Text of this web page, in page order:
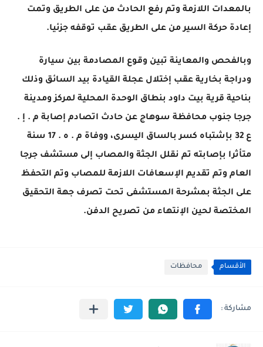
بالمعدات اللازمة وتم رفع الحادث من على الطريق وتمت
إعادة حركة السير من على الطريق عقب توقفه جزئيا.
وبالفحص والمعاينة تبين وقوع المصادمة بين سيارة
ودراجة بخارية عقب إختلال عجلة القيادة بيد السائق وذلك
بناحية قرية بيت داود بنطاق الوحدة المحلية لمركز ومدينة
جرجا جنوب محافظة سوهاج عن حادث اتصادم إصابة م . إ .
ع 32 بإشتباه كسر بالساق اليسرى، ووفاة م . ه . 17 سنة
متأثرا بإصابته تم نقلل الجثة والمصاب إلى مستشف جرجا
العام وتم تقديم الإسعافات اللازمة للمصاب وتم التحفظ
على الجثة بمشرحة المستشفى تحت تصرف جهة التحقيق
المختصة لحين الإنتهاء من تصريح الدفن.
الأقسام محافظات